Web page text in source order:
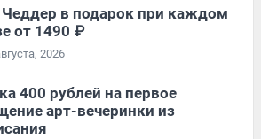
в подарок при каждом
от 1490 ₽
2026
400 рублей на первое
арт-вечеринки из